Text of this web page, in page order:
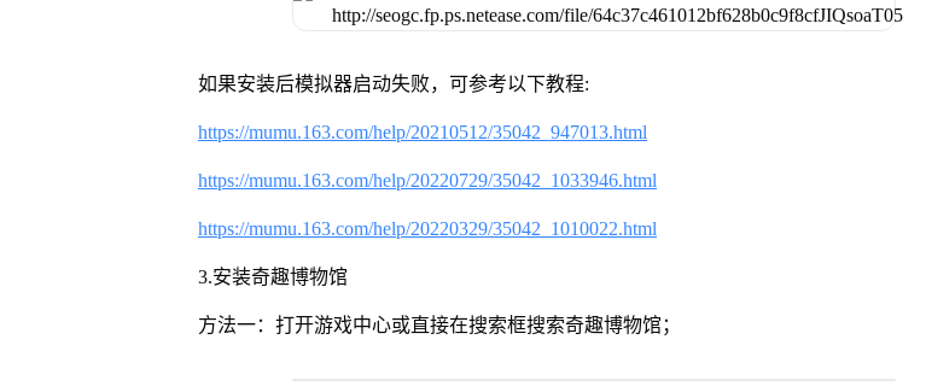
如果安装后模拟器启动失败，可参考以下教程:
https://mumu.163.com/help/20210512/35042_947013.html
https://mumu.163.com/help/20220729/35042_1033946.html
https://mumu.163.com/help/20220329/35042_1010022.html
3.安装奇趣博物馆
方法一：打开游戏中心或直接在搜索框搜索奇趣博物馆；